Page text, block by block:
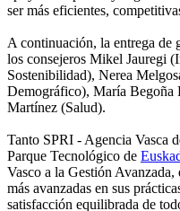
ser más eficientes,
A continuación, la entrega de
los consejeros Mikel Jauregi
Sostenibilidad), Nerea
Demográfico), María Begoña
Martínez (Salud).
Tanto SPRI - Agencia Vasca
Parque Tecnológico de
Vasco a la Gestión
más avanzadas en sus
satisfacción equilibrada de